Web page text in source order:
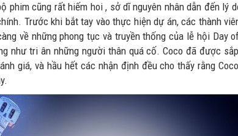
phim cũng rất hiếm hoi , sở dĩ nguyên nhân dẫn đến lý
Trước khi bắt tay vào thực hiện dự án, các thành
về những phong tục và truyền thống của lễ hội Day
như tri ân những người thân quá cố. Coco đã được
giá, và hầu hết các nhận định đều cho thấy rằng